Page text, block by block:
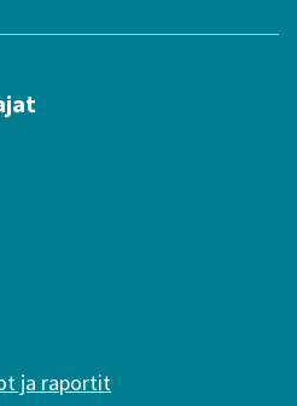
ja raportit